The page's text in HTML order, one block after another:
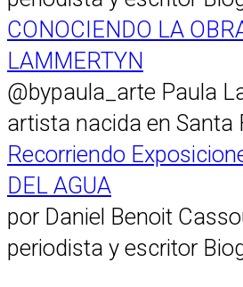
CONOCIENDO LA
LAMMERTYN
@bypaula_arte Paula
artista nacida en Santa
Recorriendo
DEL AGUA
por Daniel Benoit
periodista y escritor